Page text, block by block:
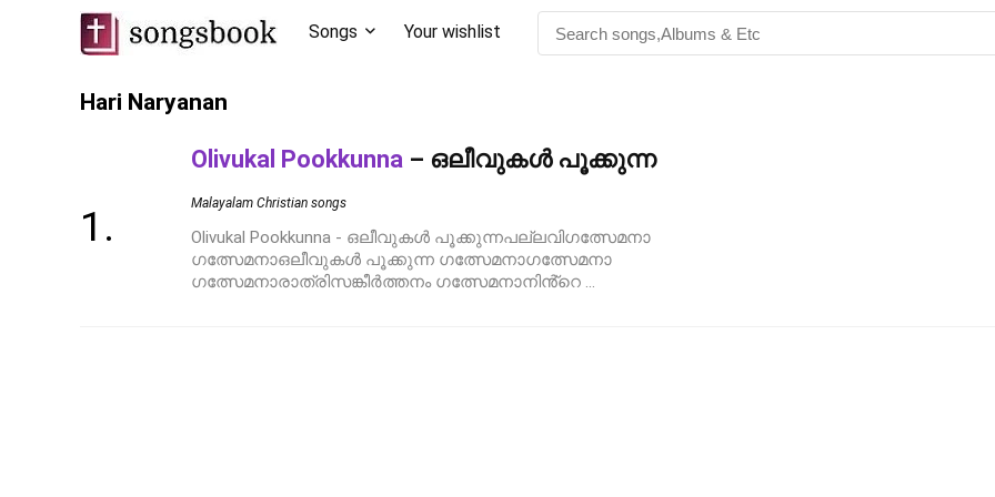
Songs Your wishlist
Hari Naryanan
Olivukal Pookkunna – ഒലീവുകൾ പൂക്കുന്ന
Malayalam Christian songs
Olivukal Pookkunna - ഒലീവുകൾ പൂക്കുന്നപല്ലവിഗത്സേമനാ
ഗത്സേമനാഒലീവുകൾ പൂക്കുന്ന ഗത്സേമനാഗത്സേമനാ
ഗത്സേമനാരാത്രിസങ്കീർത്തനം ഗത്സേമനാനിൻ്റെ ...